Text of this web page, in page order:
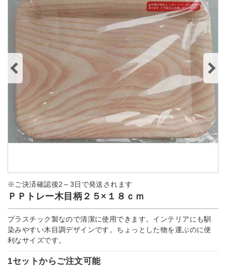
※ご決済確認後2～3日で発送されます
ＰＰトレー木目柄２５×１８ｃｍ
プラスチック製なので清潔に使用できます。インテリアにも馴
染みやすい木目調デザインです。ちょっとした物を運ぶのに便
利なサイズです。
1セットからご注文可能